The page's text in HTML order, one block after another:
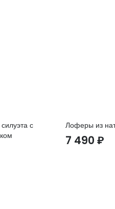
с
Лоферы из
7 490 ₽